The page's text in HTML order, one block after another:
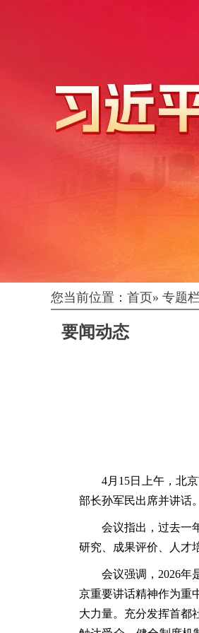
您当前位置： 首页» 专题
要闻动态
4月15日 上午，北
部长孙军民出席并讲话。
会议指出，过去一
研究、成果评价、人才
会议强调， 2026年
京重要讲话精神作为重
大力量。充分发挥首都